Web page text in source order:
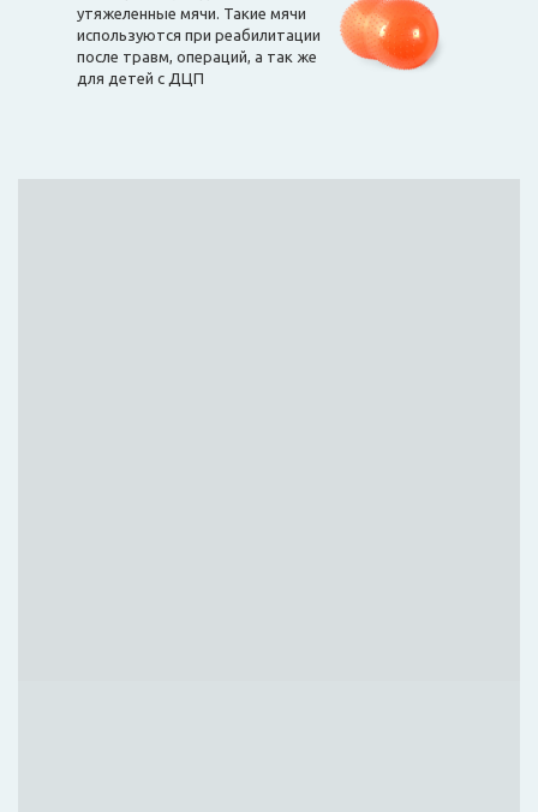
утяжеленные мячи. Такие мячи
используются при реабилитации
после травм, операций, а так же
для детей с ДЦП